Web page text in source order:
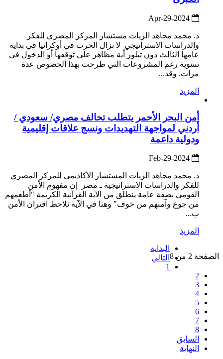
د. محمد مجاهد الزيات مستشار المركز المصري للفكر
والدراسات الاستراتيجي لا تزال الحرب في أوكرانيا في بداية
عامها الثالث دون تبلور أية مظاهر على توقفها أو الدخول في
تسوية رغم المشروعات التي طرحت بهذا الخصوص عدة
مرات. وقد...
المزيد
أمن البحر الأحمر يتطلب تحالف مصري/ سعودي /
أردني لمواجهة التهديدات ونسج علاقات إقليمية
ودولية داعمة
د. محمد مجاهد الزيات المستشار الأكاديمي للمركز المصري
للفكر والدراسات الاستراتيجية ـ مصر إن مفهوم الأمن
القومي بصفة عامة ينطلق من الآية القرآنية الكريمة "أطعمهم
من جوع وآمنهم من خوف" وهنا في الآية نلاحظ اقتران الأمن
ب...
المزيد
الصفحة 2 من 8
البداية
التالي
1
2
3
4
5
6
7
8
السابق
النهاية